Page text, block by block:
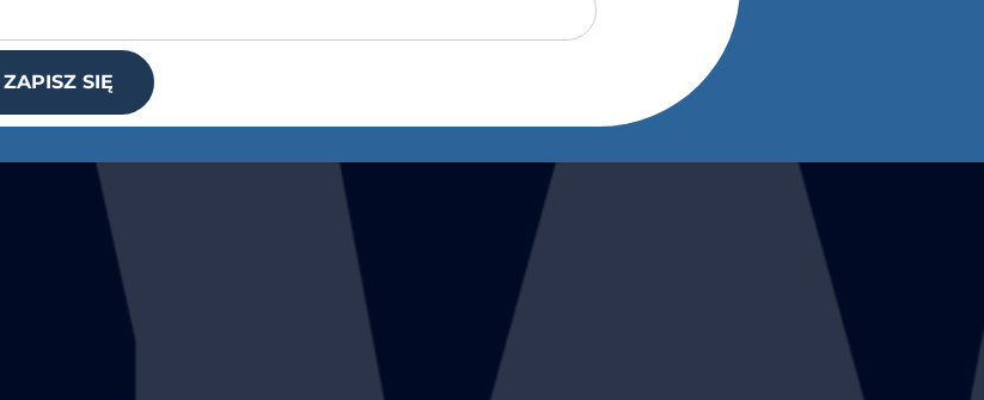
ZAPISZ SIĘ